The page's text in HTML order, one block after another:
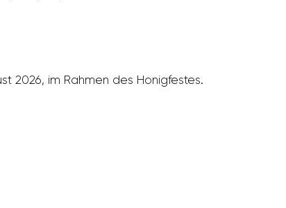
2026, im Rahmen des Honig­festes.